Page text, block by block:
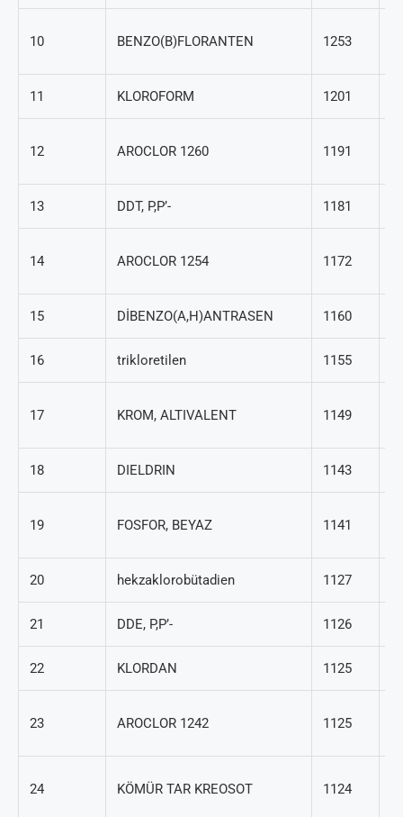
10 BENZO(B)FLORANTEN 1253
11 KLOROFORM 1201
12 AROCLOR 1260 1191
13 DDT, P,P’- 1181
14 AROCLOR 1254 1172
15 DİBENZO(A,H)ANTRASEN 1160
16 trikloretilen 1155
17 KROM, ALTIVALENT 1149
18 DIELDRIN 1143
19 FOSFOR, BEYAZ 1141
20 hekzaklorobütadien 1127
21 DDE, P,P’- 1126
22 KLORDAN 1125
23 AROCLOR 1242 1125
24 KÖMÜR TAR KREOSOT 1124